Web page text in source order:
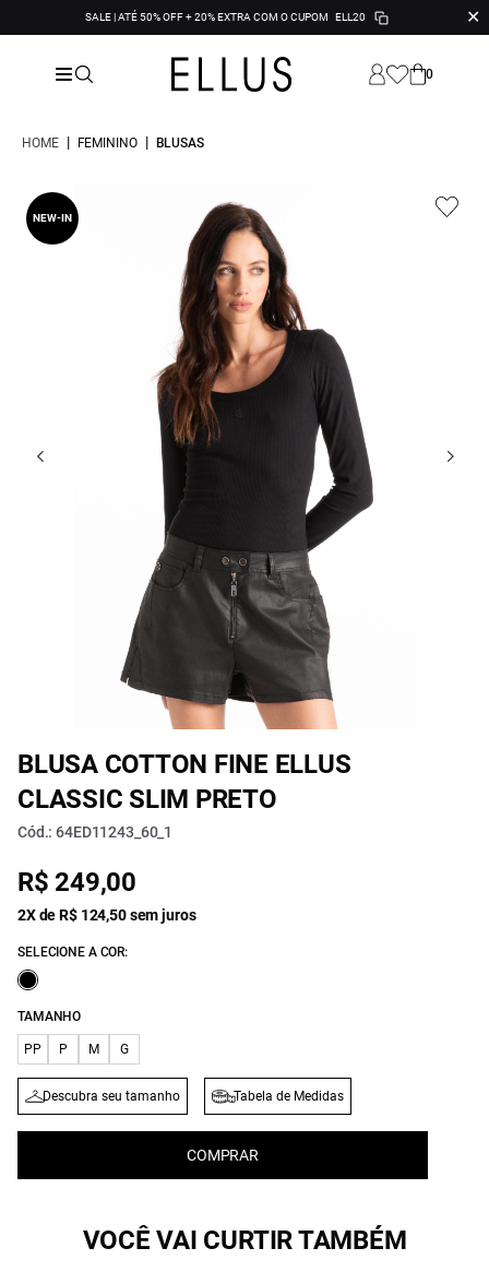
SALE | ATÉ 50% OFF + 20% EXTRA COM O CUPOM ELL20 ✕
0
HOME | FEMININO | BLUSAS
NEW-IN
BLUSA COTTON FINE ELLUS
CLASSIC SLIM PRETO
Cód.: 64ED11243_60_1
R$ 249,00
2X de R$ 124,50 sem juros
SELECIONE A COR:
TAMANHO
PP P M G
Descubra seu tamanho Tabela de Medidas
COMPRAR
VOCÊ VAI CURTIR TAMBÉM